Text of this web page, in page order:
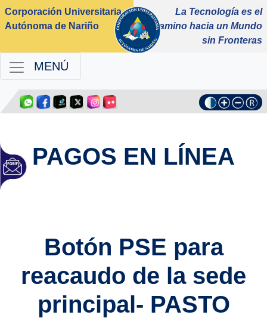
Corporación Universitaria
Autónoma de Nariño
La Tecnología es el
Camino hacia un Mundo
sin Fronteras
MENÚ
PAGOS EN LÍNEA
Botón PSE para
reacaudo de la sede
principal- PASTO